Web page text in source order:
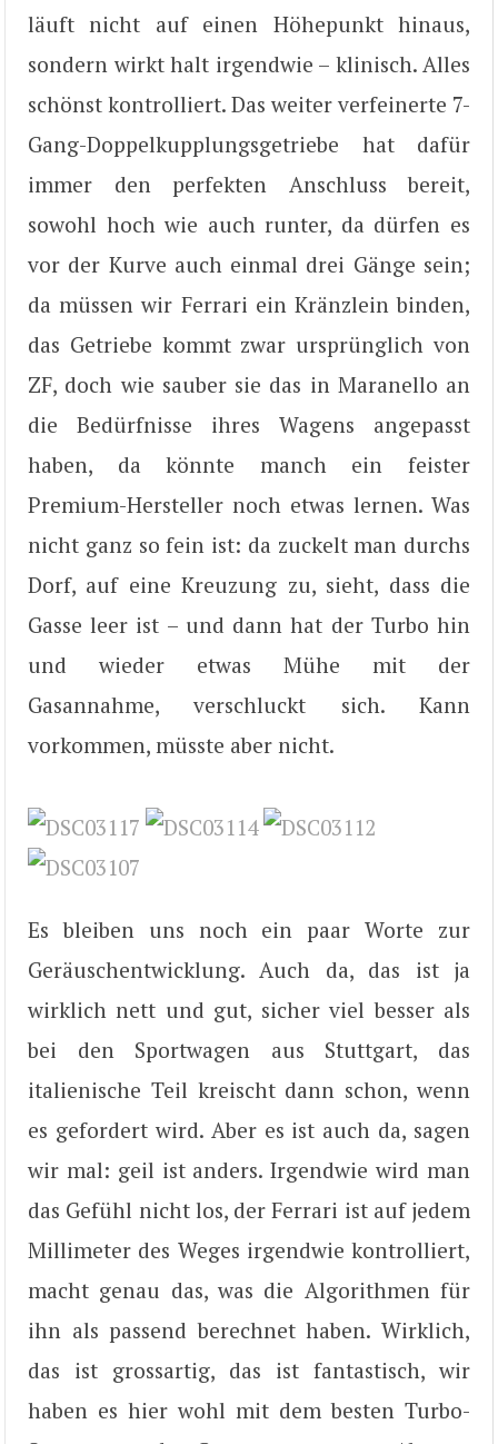
läuft nicht auf einen Höhepunkt hinaus,
sondern wirkt halt irgendwie – klinisch. Alles
schönst kontrolliert. Das weiter verfeinerte 7-
Gang-Doppelkupplungsgetriebe hat dafür
immer den perfekten Anschluss bereit,
sowohl hoch wie auch runter, da dürfen es
vor der Kurve auch einmal drei Gänge sein;
da müssen wir Ferrari ein Kränzlein binden,
das Getriebe kommt zwar ursprünglich von
ZF, doch wie sauber sie das in Maranello an
die Bedürfnisse ihres Wagens angepasst
haben, da könnte manch ein feister
Premium-Hersteller noch etwas lernen. Was
nicht ganz so fein ist: da zuckelt man durchs
Dorf, auf eine Kreuzung zu, sieht, dass die
Gasse leer ist – und dann hat der Turbo hin
und wieder etwas Mühe mit der
Gasannahme, verschluckt sich. Kann
vorkommen, müsste aber nicht.
Es bleiben uns noch ein paar Worte zur
Geräuschentwicklung. Auch da, das ist ja
wirklich nett und gut, sicher viel besser als
bei den Sportwagen aus Stuttgart, das
italienische Teil kreischt dann schon, wenn
es gefordert wird. Aber es ist auch da, sagen
wir mal: geil ist anders. Irgendwie wird man
das Gefühl nicht los, der Ferrari ist auf jedem
Millimeter des Weges irgendwie kontrolliert,
macht genau das, was die Algorithmen für
ihn als passend berechnet haben. Wirklich,
das ist grossartig, das ist fantastisch, wir
haben es hier wohl mit dem besten Turbo-